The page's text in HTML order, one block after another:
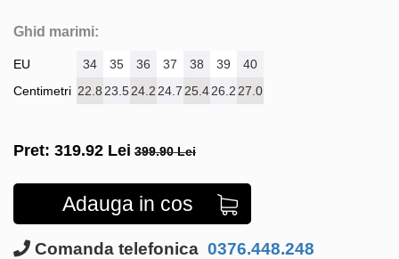
Ghid marimi:
EU
Centimetri
34 35 36 37 38 39
40
22.8 23.524.2 24.7 25.426.2 27.0
Pret: 319.92 Lei 399.90 Lei
Adauga in cos
Comanda telefonica 0376.448.248